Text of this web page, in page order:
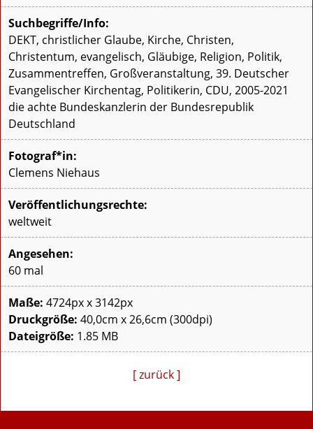
Suchbegriffe/Info:
DEKT, christlicher Glaube, Kirche, Christen,
Christentum, evangelisch, Gläubige, Religion, Politik,
Zusammentreffen, Großveranstaltung, 39. Deutscher
Evangelischer Kirchentag, Politikerin, CDU, 2005-2021
die achte Bundeskanzlerin der Bundesrepublik
Deutschland
Fotograf*in:
Clemens Niehaus
Veröffentlichungsrechte:
weltweit
Angesehen:
60 mal
Maße: 4724px x 3142px
Druckgröße: 40,0cm x 26,6cm (300dpi)
Dateigröße: 1.85 MB
[ zurück ]